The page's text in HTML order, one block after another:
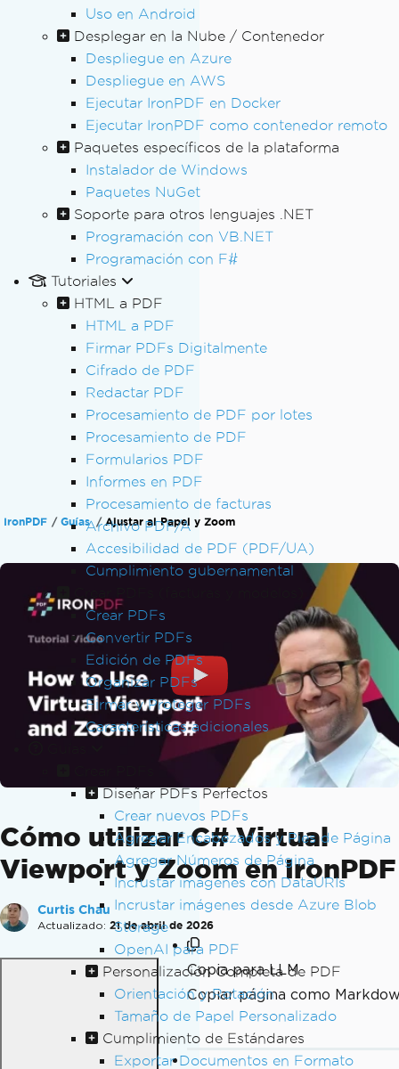
Uso en Android
Desplegar en la Nube / Contenedor
Despliegue en Azure
Despliegue en AWS
Ejecutar IronPDF en Docker
Ejecutar IronPDF como contenedor remoto
Paquetes específicos de la plataforma
Instalador de Windows
Paquetes NuGet
Soporte para otros lenguajes .NET
Programación con VB.NET
Programación con F#
Tutoriales
HTML a PDF
HTML a PDF
Firmar PDFs Digitalmente
Cifrado de PDF
Redactar PDF
Procesamiento de PDF por lotes
Procesamiento de PDF
Formularios PDF
Informes en PDF
Procesamiento de facturas
Archivo PDF/A
Accesibilidad de PDF (PDF/UA)
Cumplimiento gubernamental
Crear PDFs
Convertir PDFs
Edición de PDFs
Organizar PDFs
Firmar y Proteger PDFs
Características adicionales
Diseñar PDFs Perfectos
Crear nuevos PDFs
Agregar Encabezados y Pies de Página
Agregar Números de Página
Incrustar imágenes con DataURIs
Incrustar imágenes desde Azure Blob
Storage
OpenAI para PDF
Personalización Completa de PDF
Orientación y Rotación
Tamaño de Papel Personalizado
Cumplimiento de Estándares
Exportar Documentos en Formato
IronPDF Guías Ajustar al Papel y Zoom
Cómo utilizar C# Virtual
Viewport y Zoom en IronPDF
Curtis Chau
Actualizado: 21 de abril de 2026
Copia para LLM
Copiar página como